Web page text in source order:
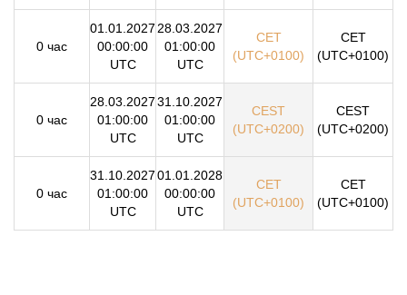
0 час
01.01.2027
00:00:00
UTC
28.03.2027
01:00:00
UTC
CET
(UTC+0100)
CET
(UTC+0100)
0 час
28.03.2027
01:00:00
UTC
31.10.2027
01:00:00
UTC
CEST
(UTC+0200)
CEST
(UTC+0200)
0 час
31.10.2027
01:00:00
UTC
01.01.2028
00:00:00
UTC
CET
(UTC+0100)
CET
(UTC+0100)